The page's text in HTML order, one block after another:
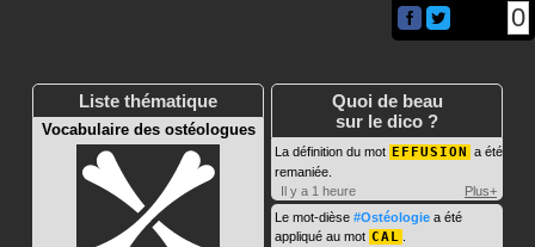
0
Liste thématique
Vocabulaire des ostéologues
Quoi de beau
sur le dico ?
La définition du mot EFFUSION a été
remaniée.
Il y a 1 heure
Plus+
Le mot-dièse #Ostéologie a été
appliqué au mot CAL